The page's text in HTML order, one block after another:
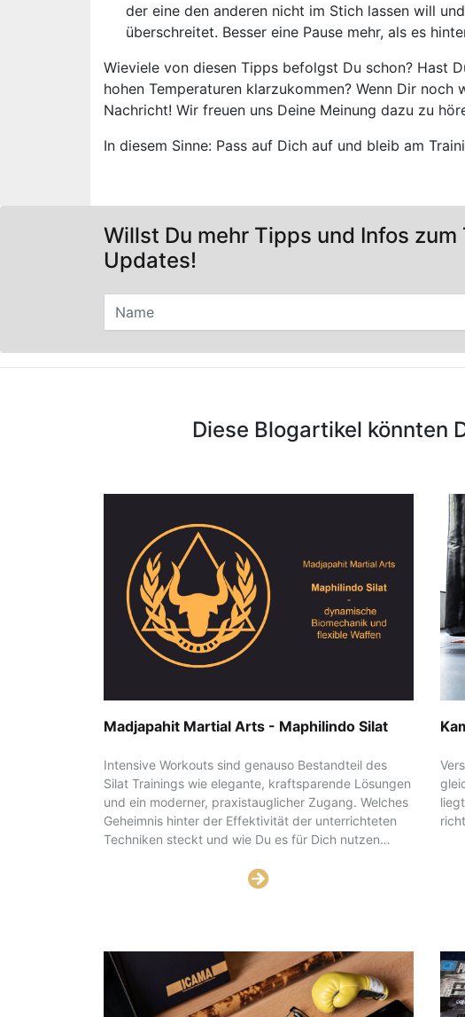
der eine den anderen nicht im Stich lassen will
überschreitet. Besser eine Pause mehr, als es
Wieviele von diesen Tipps befolgst Du schon? Hast
hohen Temperaturen klarzukommen? Wenn Dir noch
Nachricht! Wir freuen uns Deine Meinung dazu zu
In diesem Sinne: Pass auf Dich auf und bleib am
Willst Du mehr Tipps und Infos
Updates!
Diese Blogartikel könnten
Madjapahit Martial Arts - Maphilindo Silat
Intensive Workouts sind genauso Bestandteil des
Silat Trainings wie elegante, kraftsparende Lösungen
und ein moderner, praxistauglicher Zugang. Welches
Geheimnis hinter der Effektivität der unterrichteten
Techniken steckt und wie Du es für Dich nutzen